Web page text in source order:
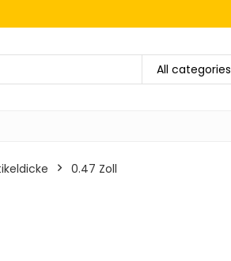
All categories
‎0.47 Zoll